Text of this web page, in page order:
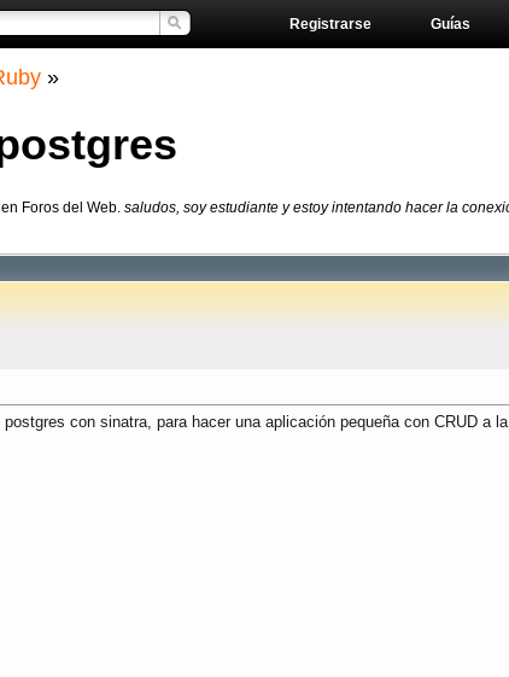
Guías
Registrarse
»
Foros del Web. saludos, soy estudiante y estoy intentando hacer la
con sinatra, para hacer una aplicación pequeña con CRUD a